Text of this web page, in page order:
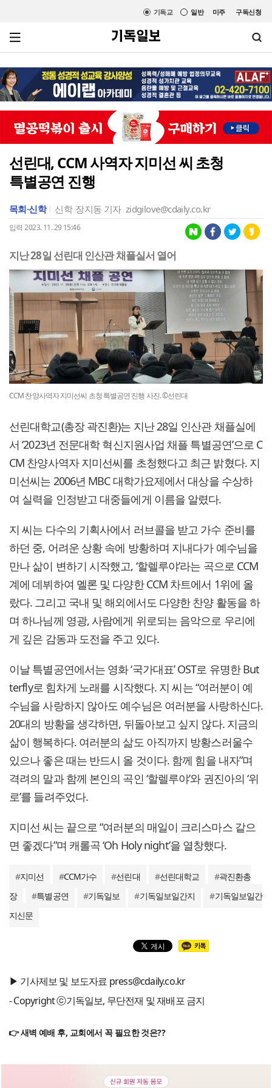
미주 구독신청
일반
기독교
선린대, CCM 사역자 지미선 씨 초청
특별공연 진행
목회·신학 신학 장지동 기자 zidgilove@cdaily.co.kr
입력 2023. 11. 29 15:46
지난 28일 선린대 인산관 채플실서 열어
CCM 찬양사역자 지미선씨 초청 특별공연 진행 사진. ©선린대
선린대학교(총장 곽진환)는 지난 28일 인산관 채플실에
서 ‘2023년 전문대학 혁신지원사업 채플 특별공연’으로 C
CM 찬양사역자 지미선씨를 초청했다고 최근 밝혔다. 지
미선씨는 2006년 MBC 대학가요제에서 대상을 수상하
여 실력을 인정받고 대중들에게 이름을 알렸다.
지 씨는 다수의 기획사에서 러브콜을 받고 가수 준비를
하던 중, 어려운 상황 속에 방황하며 지내다가 예수님을
만나 삶이 변하기 시작했고, ‘할렐루야’라는 곡으로 CCM
계에 데뷔하여 멜론 및 다양한 CCM 차트에서 1위에 올
랐다. 그리고 국내 및 해외에서도 다양한 찬양 활동을 하
며 하나님께 영광, 사람에게 위로되는 음악으로 우리에
게 깊은 감동과 도전을 주고 있다.
이날 특별공연에서는 영화 ‘국가대표’ OST로 유명한 But
terfly로 힘차게 노래를 시작했다. 지 씨는 “여러분이 예
수님을 사랑하지 않아도 예수님은 여러분을 사랑하신다.
20대의 방황을 생각하면, 뒤돌아보고 싶지 않다. 지금의
삶이 행복하다. 여러분의 삶도 아직까지 방황스러울수
있으나 좋은 때는 반드시 올 것이다. 함께 힘을 내자”며
격려의 말과 함께 본인의 곡인 ‘할렐루야’와 권진아의 ‘위
로’를 들려주었다.
지미선 씨는 끝으로 “여러분의 매일이 크리스마스 같으
면 좋겠다”며 캐롤곡 ‘Oh Holy night’을 열창했다.
#지미선 #CCM가수 #선린대 #선린대학교 #곽진환총
장
#특별공연 #기독일보 #기독일보일간지 #기독일보일간
지신문
▶ 기사제보 및 보도자료 press@cdaily.co.kr
- Copyright ⓒ기독일보, 무단전재 및 재배포 금지
👉 새벽 예배 후, 교회에서 꼭 필요한 것은??